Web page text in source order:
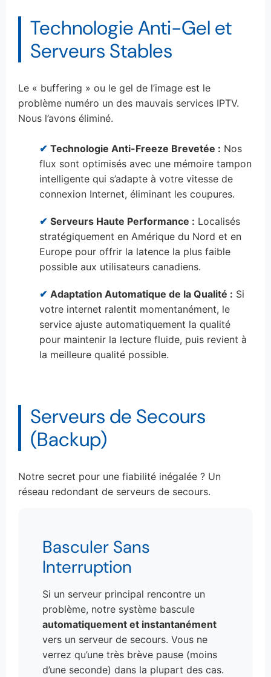
Technologie Anti-Gel et
Serveurs Stables
Le « buffering » ou le gel de l’image est le
problème numéro un des mauvais services IPTV.
Nous l’avons éliminé.
✔ Technologie Anti-Freeze Brevetée : Nos
flux sont optimisés avec une mémoire tampon
intelligente qui s’adapte à votre vitesse de
connexion Internet, éliminant les coupures.
✔ Serveurs Haute Performance : Localisés
stratégiquement en Amérique du Nord et en
Europe pour offrir la latence la plus faible
possible aux utilisateurs canadiens.
✔ Adaptation Automatique de la Qualité : Si
votre internet ralentit momentanément, le
service ajuste automatiquement la qualité
pour maintenir la lecture fluide, puis revient à
la meilleure qualité possible.
Serveurs de Secours
(Backup)
Notre secret pour une fiabilité inégalée ? Un
réseau redondant de serveurs de secours.
Basculer Sans
Interruption
Si un serveur principal rencontre un
problème, notre système bascule
automatiquement et instantanément
vers un serveur de secours. Vous ne
verrez qu’une très brève pause (moins
d’une seconde) dans la plupart des cas.